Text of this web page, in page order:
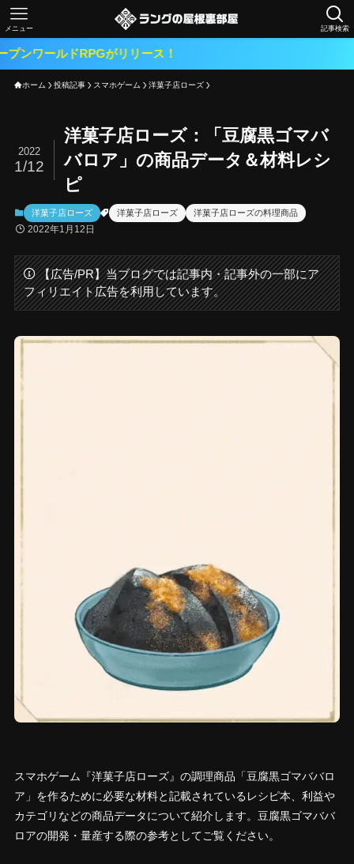
記事検索
メニュー
がリリース！
ホーム 投稿記事 スマホゲーム 洋菓子店ローズ
洋菓子店ローズ：「豆腐黒ゴマバ
バロア」の商品データ＆材料レシ
ピ
2022
1/12
洋菓子店ローズ 洋菓子店ローズ 洋菓子店ローズの料理商品
2022年1月12日
【広告/PR】当ブログでは記事内・記事外の一部にア
フィリエイト広告を利用しています。
スマホゲーム『洋菓子店ローズ』の調理商品「豆腐黒ゴマババロ
ア」を作るために必要な材料と記載されているレシピ本、利益や
カテゴリなどの商品データについて紹介します。豆腐黒ゴマババ
ロアの開発・量産する際の参考としてご覧ください。